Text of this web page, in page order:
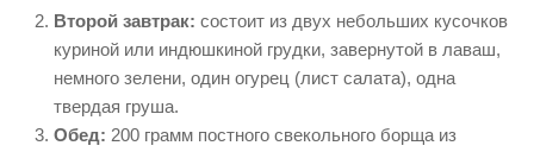
Второй завтрак: состоит из двух небольших кусочков
куриной или индюшкиной грудки, завернутой в лаваш,
немного зелени, один огурец (лист салата), одна
твердая груша.
Обед: 200 грамм постного свекольного борща из